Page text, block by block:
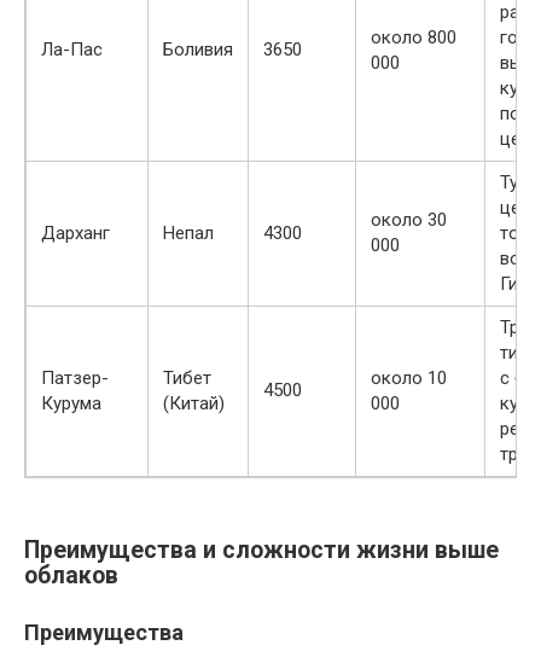
Ла-Пас Боливия 3650
около 800
000
Дарханг Непал 4300
около 30
000
Патзер-
Курума
Тибет
(Китай)
4500
около 10
000
с
Преимущества и сложности жизни выше
облаков
Преимущества